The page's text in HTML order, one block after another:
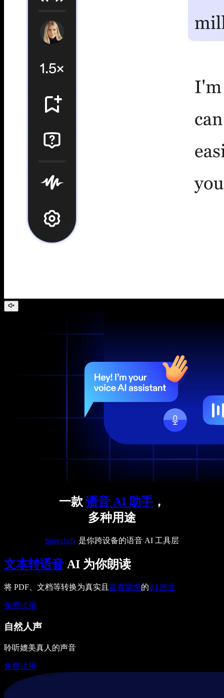
一款 语音 AI 助手 ，
多种用途
Speechify 是你跨设备的语音 AI 工具层
文本转语音 AI 为你朗读
将 PDF、文档等转换为真实且 富有情感的AI 声音
免费试用
自然人声
聆听媲美真人的声音
免费试用